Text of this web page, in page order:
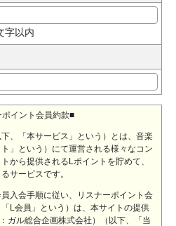
字以内
イント会員約款■
、「本サービス」という）とは、音楽
」という）にて運営される様々なコン
から提供されるLポイントを貯めて、
サービスです。
入会手順に従い、リスナーポイント会
L会員」という）は、本サイトの提供
ガル総合企画株式会社）（以下、「当